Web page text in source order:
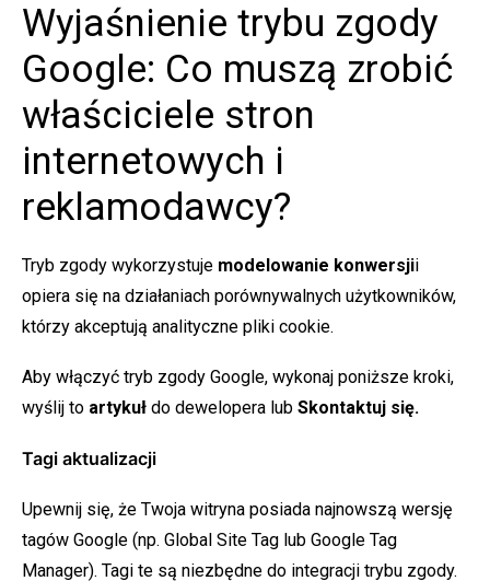
Wyjaśnienie trybu zgody
Google: Co muszą zrobić
właściciele stron
internetowych i
reklamodawcy?
Tryb zgody wykorzystuje modelowanie konwersjii
opiera się na działaniach porównywalnych użytkowników,
którzy akceptują analityczne pliki cookie.
Aby włączyć tryb zgody Google, wykonaj poniższe kroki,
wyślij to artykuł do dewelopera lub Skontaktuj się.
Tagi aktualizacji
Upewnij się, że Twoja witryna posiada najnowszą wersję
tagów Google (np. Global Site Tag lub Google Tag
Manager). Tagi te są niezbędne do integracji trybu zgody.